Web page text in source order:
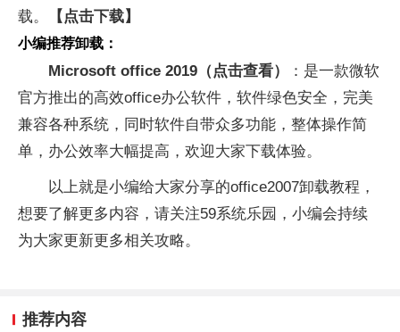
载。
【点击下载】
小编推荐卸载：
Microsoft office 2019（点击查看）
：是一款微软
官方推出的高效office办公软件，软件绿色安全，完美
兼容各种系统，同时软件自带众多功能，整体操作简
单，办公效率大幅提高，欢迎大家下载体验。
以上就是小编给大家分享的office2007卸载教程，
想要了解更多内容，请关注59系统乐园，小编会持续
为大家更新更多相关攻略。
推荐内容